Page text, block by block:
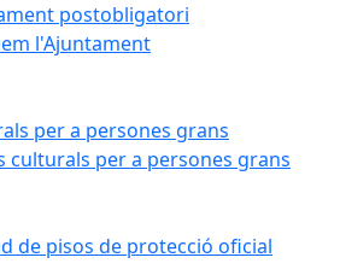
postobligatori
l'Ajuntament
per a persones grans
culturals per a persones grans
de pisos de protecció oficial